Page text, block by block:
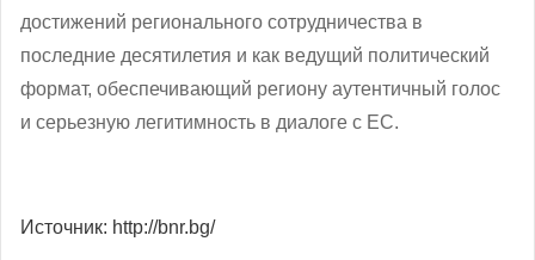
достижений регионального сотрудничества в
последние десятилетия и как ведущий политический
формат, обеспечивающий региону аутентичный голос
и серьезную легитимность в диалоге с ЕС.
Источник: http://bnr.bg/